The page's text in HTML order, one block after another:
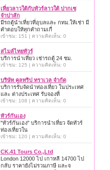
เที่ยวลาวใต้กับทัวร์ลาวใต้ ปากเซ
จำปาสัก
มีรถตู้นำเที่ยวที่อุบลและ กทม.ให้เช่า มี
คำตอบให้ทุกคำถามเกี่
เข้าชม: 151 | ความคิดเห็น: 0
สไมล์ไทยทัวร์
บริการนำเที่ยว เช่ารถตู้ 24 ชม.
เข้าชม: 125 | ความคิดเห็น: 0
บริษัท คูลทริป ทราเวล จำกัด
บริการรับจัดนำท่องเที่ยว ในประเทศ
และ ต่างประเทศ รับจองที่
เข้าชม: 108 | ความคิดเห็น: 0
ทัวร์กันเอง
"ทัวร์กันเอง" บริการนำเที่ยว จัดทัวร์
ท่องเที่ยวใน
เข้าชม: 120 | ความคิดเห็น: 0
CK.41 Tours Co.,Ltd
London 12000 ไป เกาหลี 14700 ไป
กลับ ราคายังไม่รวมภาษี และจ